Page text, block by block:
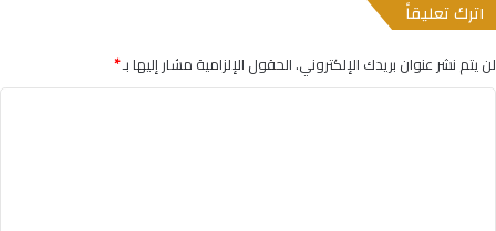
اترك تعليقاً
لن يتم نشر عنوان بريدك الإلكتروني.الحقول الإلزامية مشار إليها بـ*